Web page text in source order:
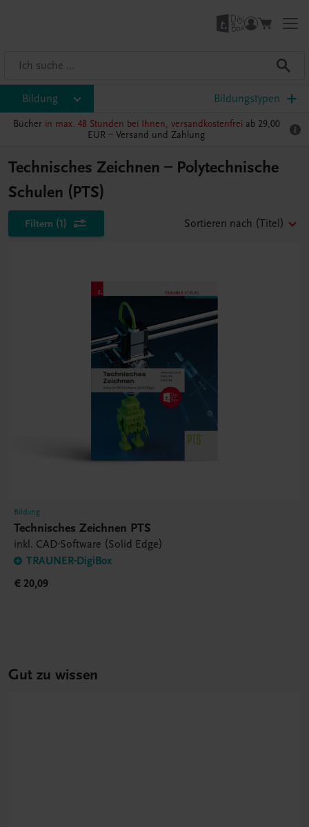
Bildung Bildungstypen
Bücher in max. 48 Stunden bei Ihnen, versandkostenfrei ab 29,00
EUR – Versand und Zahlung
Technisches Zeichnen – Polytechnische
Schulen (PTS)
Filtern (1) Sortieren nach (Titel)
Bildung
Technisches Zeichnen PTS
inkl. CAD-Software (Solid Edge)
TRAUNER-DigiBox
€ 20,09
Gut zu wissen